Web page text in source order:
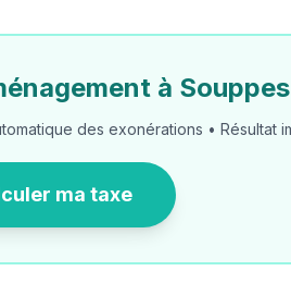
à
des exonérations • Résultat
ma taxe